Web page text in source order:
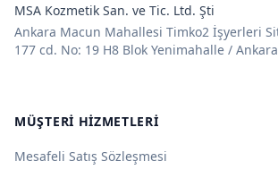
MSA Kozmetik San. ve Tic. Ltd. Şti
Ankara Macun Mahallesi Timko2 İşyerleri
177 cd. No: 19 H8 Blok Yenimahalle / Ankara
MÜŞTERI HIZMETLERI
Mesafeli Satış Sözleşmesi